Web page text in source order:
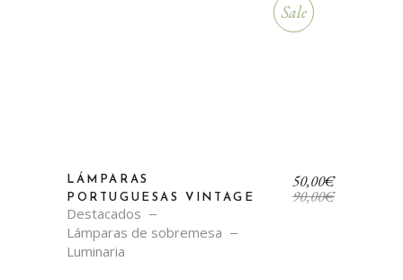
Sale
LÁMPARAS
PORTUGUESAS VINTAGE
Destacados
Lámparas de sobremesa
Luminaria
90,00€
El
precio
50,00€El
precio